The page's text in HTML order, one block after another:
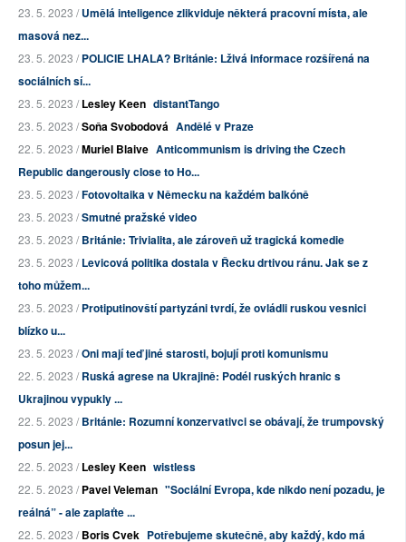
23. 5. 2023 /Umělá inteligence zlikviduje některá pracovní místa, ale
masová nez...
23. 5. 2023 /POLICIE LHALA? Británie: Lživá informace rozšířená na
sociálních sí...
23. 5. 2023 /Lesley Keen distantTango
23. 5. 2023 /Soňa Svobodová Andělé v Praze
22. 5. 2023 /Muriel Blaive Anticommunism is driving the Czech
Republic dangerously close to Ho...
23. 5. 2023 /Fotovoltaika v Německu na každém balkóně
23. 5. 2023 /Smutné pražské video
23. 5. 2023 /Británie: Trivialita, ale zároveň už tragická komedie
23. 5. 2023 /Levicová politika dostala v Řecku drtivou ránu. Jak se z
toho můžem...
23. 5. 2023 /Protiputinovští partyzáni tvrdí, že ovládli ruskou vesnici
blízko u...
23. 5. 2023 /Oni mají teď jiné starosti, bojují proti komunismu
22. 5. 2023 /Ruská agrese na Ukrajině: Podél ruských hranic s
Ukrajinou vypukly ...
22. 5. 2023 /Británie: Rozumní konzervativci se obávají, že trumpovský
posun jej...
22. 5. 2023 /Lesley Keen wistless
22. 5. 2023 /Pavel Veleman "Sociální Evropa, kde nikdo není pozadu, je
reálná” - ale zaplaťte ...
22. 5. 2023 /Boris Cvek Potřebujeme skutečně, aby každý, kdo má